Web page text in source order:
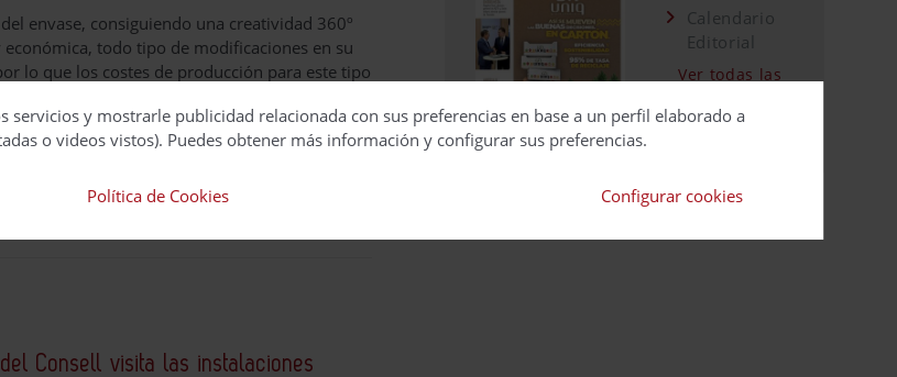
envase, consiguiendo una creatividad 360º
todo tipo de modificaciones en su
lo que los costes de producción para este tipo
Consell visita las instalaciones
Calendario
Editorial
Ver todas las
y mostrarle publicidad relacionada con sus preferencias en base a un perfil elaborado a
o videos vistos). Puedes obtener más información y configurar sus preferencias.
Política de Cookies Configurar cookies